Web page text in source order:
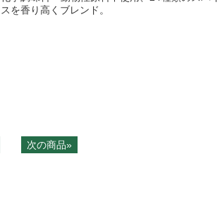
スを香り高くブレンド。
次の商品»